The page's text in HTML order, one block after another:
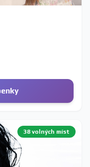
38 volných míst